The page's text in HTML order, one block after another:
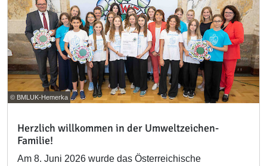
© BMLUK-Hemerka
Herzlich willkommen in der Umweltzeichen-
Familie!
Am 8. Juni 2026 wurde das Österreichische